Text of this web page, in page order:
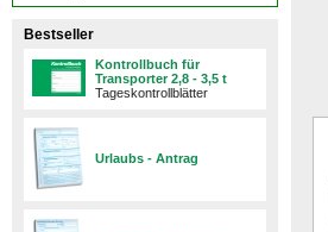
Bestseller
Kontrollbuch für
Transporter 2,8 - 3,5 t
Tageskontrollblätter
Urlaubs - Antrag